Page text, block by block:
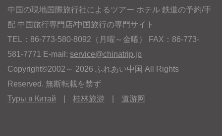
中国の現地国際旅行社によるツアー ホテル 鉄道の予約/手
配 中国旅行専門店/中国旅行の専門サイト
TEL：86-773-580-8092（月曜～金曜） FAX：86-773-
581-7771 E-mail: service@chinatrip.jp
Copyright©2002～ 2026 ふれあい中国 All Rights
Reserved. 無断転載を禁ず
Туры в Китай
桂林旅游 道游网